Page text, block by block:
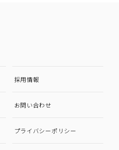
採用情報
お問い合わせ
プライバシーポリシー